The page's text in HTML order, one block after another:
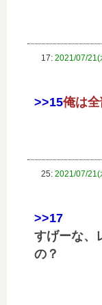
17: 2021/07/21(
>>15俺は
25: 2021/07/21(
>>17
すげーな、
の？